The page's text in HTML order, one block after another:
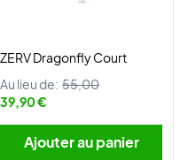
ZERV Dragonfly Court
Au lieu de: 55,00
39,90 €
Ajouter au panier